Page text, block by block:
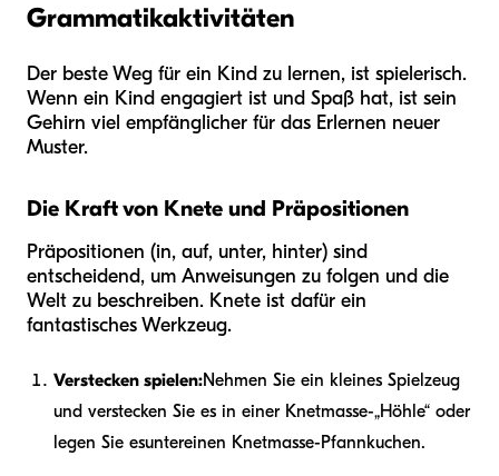
Grammatikaktivitäten
Der beste Weg für ein Kind zu lernen, ist spielerisch.
Wenn ein Kind engagiert ist und Spaß hat, ist sein
Gehirn viel empfänglicher für das Erlernen neuer
Muster.
Die Kraft von Knete und Präpositionen
Präpositionen (in, auf, unter, hinter) sind
entscheidend, um Anweisungen zu folgen und die
Welt zu beschreiben. Knete ist dafür ein
fantastisches Werkzeug.
Verstecken spielen:Nehmen Sie ein kleines Spielzeug
und verstecken Sie es in einer Knetmasse-„Höhle“ oder
legen Sie esuntereinen Knetmasse-Pfannkuchen.